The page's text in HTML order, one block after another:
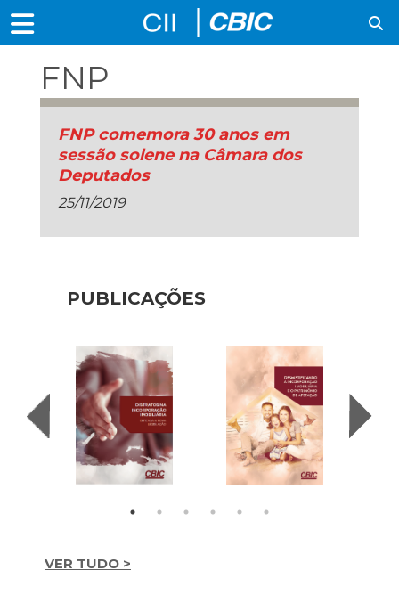
FNP
FNP comemora 30 anos em
sessão solene na Câmara dos
Deputados
25/11/2019
PUBLICAÇÕES
VER TUDO >